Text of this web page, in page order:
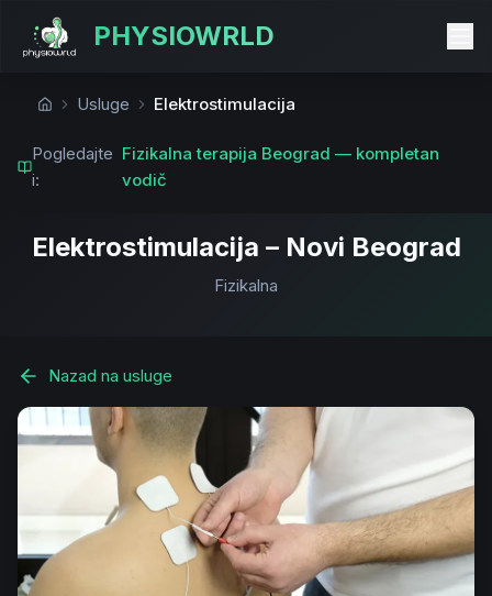
PHYSIOWRLD
PočetnaUsluge Elektrostimulacija
Pogledajte
i:
Fizikalna terapija Beograd — kompletan
vodič
Elektrostimulacija – Novi Beograd
Fizikalna
Nazad na usluge